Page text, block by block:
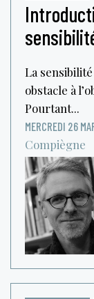
La
obstacle à
Pourtant...
MERCREDI 26
Compiègne